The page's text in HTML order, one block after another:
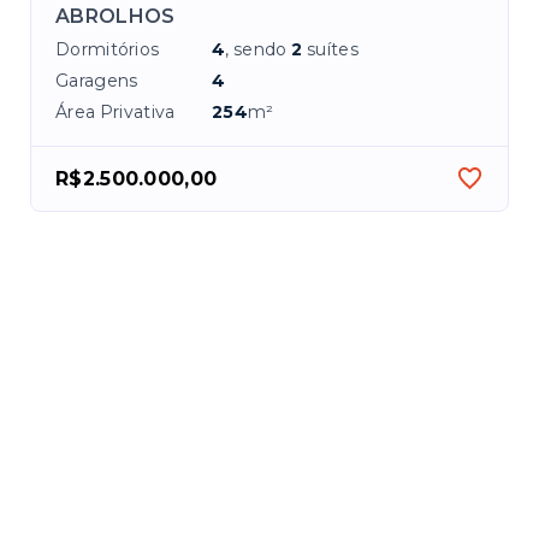
ABROLHOS
Dormitórios 4, sendo2 suítes
Garagens
4
Área Privativa
254m²
R$2.500.000,00